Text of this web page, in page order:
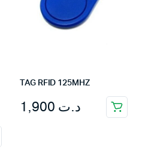
TAG RFID 125MHZ
د.ت